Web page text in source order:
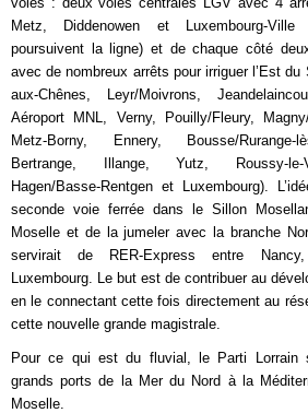
Metz, Diddenowen et Luxembourg-
poursuivent la ligne) et de chaque côté
avec de nombreux arrêts pour irriguer l’Est
aux-Chênes, Leyr/Moivrons,
Aéroport MNL, Verny, Pouilly/Fleury,
Metz-Borny, Ennery, Bousse/Rurange-
Bertrange, Illange, Yutz, Roussy-le-
Hagen/Basse-Rentgen et Luxembourg).
seconde voie ferrée dans le Sillon
Moselle et de la jumeler avec la branche
servirait de RER-Express entre
Luxembourg. Le but est de contribuer au
en le connectant cette fois directement au
cette nouvelle grande magistrale.
Pour ce qui est du fluvial, le Parti Lorrain
grands ports de la Mer du Nord à la
Moselle.